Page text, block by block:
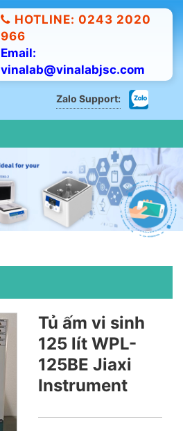
HOTLINE: 0243 2020
966
Email:
vinalab@vinalabjsc.com
Zalo Support:
Tủ ấm vi sinh
125 lít WPL-
125BE Jiaxi
Instrument